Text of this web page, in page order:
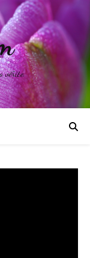
věříte.